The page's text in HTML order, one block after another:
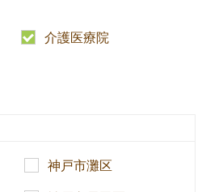
介護医療院
神戸市灘区